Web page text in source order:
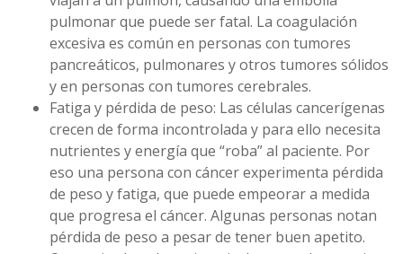
pulmonar que puede ser fatal. La coagulación
excesiva es común en personas con tumores
pancreáticos, pulmonares y otros tumores sólidos
y en personas con tumores cerebrales.
Fatiga y pérdida de peso: Las células cancerígenas
crecen de forma incontrolada y para ello necesita
nutrientes y energía que “roba” al paciente. Por
eso una persona con cáncer experimenta pérdida
de peso y fatiga, que puede empeorar a medida
que progresa el cáncer. Algunas personas notan
pérdida de peso a pesar de tener buen apetito.